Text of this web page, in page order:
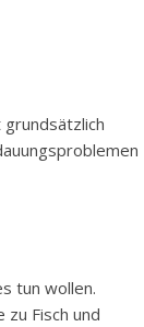
tun wollen.
Fisch und